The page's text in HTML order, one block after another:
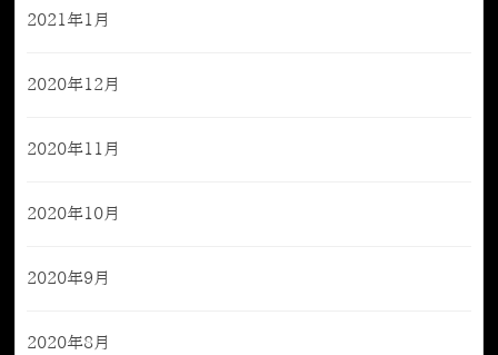
2021年1月
2020年12月
2020年11月
2020年10月
2020年9月
2020年8月